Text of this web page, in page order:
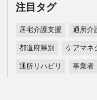
注目タグ
居宅介護支援 通所介
都道府県別 ケアマネ
通所リハビリ 事業者